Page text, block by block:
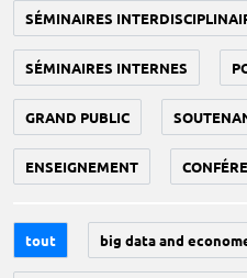
SÉMINAIRES
SÉMINAIRES INTERNES
GRAND PUBLIC
ENSEIGNEMENT
tout big data and